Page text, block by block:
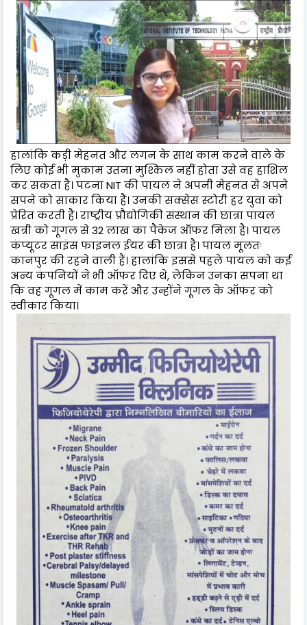
हालांकि कड़ी मेहनत और लगन के साथ काम करने वाले के
लिए कोई भी मुकाम उतना मुश्किल नहीं होता उसे वह हाशिल
कर सकता है। पटना NIT की पायल ने अपनी मेहनत से अपने
सपने को साकार किया हैं। उनकी सक्सेस स्टोरी हर युवा को
प्रेरित करती है। राष्ट्रीय प्रौद्योगिकी संस्थान की छात्रा पायल
खत्री को गूगल से 32 लाख का पैकेज ऑफर मिला है। पायल
कंप्यूटर साइंस फाइनल ईयर की छात्रा है। पायल मूलतः
कानपुर की रहने वाली हैं। हालांकि इससे पहले पायल को कई
अन्य कंपनियों ने भी ऑफर दिए थे, लेकिन उनका सपना था
कि वह गूगल में काम करें और उन्होंने गूगल के ऑफर को
स्वीकार किया।